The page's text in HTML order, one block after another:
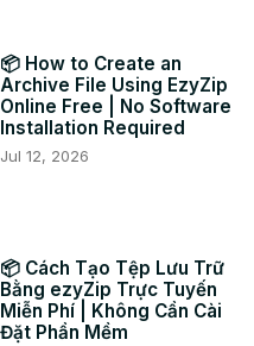
ezyzip/
showcase/ezyzip/
ezyzip
📦 How to Create an
Archive File Using EzyZip
Online Free | No Software
Installation Required
Jul 12, 2026
📦 Cách Tạo Tệp Lưu Trữ
Bằng ezyZip Trực Tuyến
Miễn Phí | Không Cần Cài
Đặt Phần Mềm